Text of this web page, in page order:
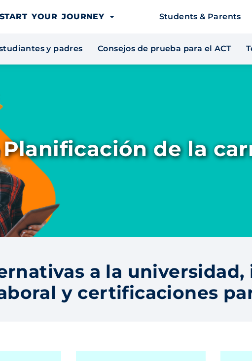
START YOUR JOURNEY
Students & Parents
y padres Consejos de prueba para el ACT
Planificación de la
a la
y certificaciones